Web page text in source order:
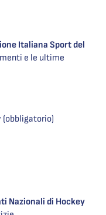
Italiana Sport del
e le ultime
Nazionali di Hockey